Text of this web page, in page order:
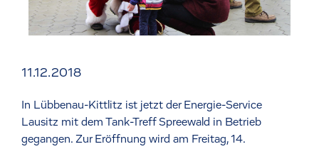
11.12.2018
In Lübbenau-Kittlitz ist jetzt der Energie-Service
Lausitz mit dem Tank-Treff Spreewald in Betrieb
gegangen. Zur Eröffnung wird am Freitag, 14.